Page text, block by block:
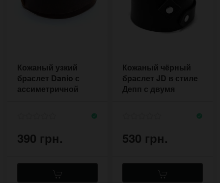
Кожаный узкий
браслет Danio с
ассиметричной
390 грн.
Кожаный чёрный
браслет JD в стиле
Депп с двумя
530 грн.